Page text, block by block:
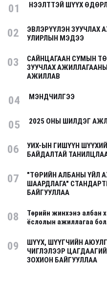
01 НЭЭЛТТЭЙ ШҮҮХ
02
ЭВЛЭРҮҮЛЭН ЗУУЧЛАХ
УЛИРЛЫН МЭДЭЭ
03
САЙНЦАГААН СУМЫН
ЗУУЧЛАХ
АЖИЛЛАВ
04 МЭНДЧИЛГЭЭ
05 2025 ОНЫ ШИЛДЭГ
06
УИХ-ЫН ГИШҮҮН
БАЙДАЛТАЙ
07
"ТӨРИЙН АЛБАНЫ ҮЙЛ
ШААРДЛАГА"
БАЙГУУЛЛАА
08
Төрийн жинхэнэ албан
ёслолын ажиллагаа
09
ШҮҮХ, ШҮҮГЧИЙН
ЧИГЛЭЛЭЭР
ЗОХИОН БАЙГУУЛЛАА